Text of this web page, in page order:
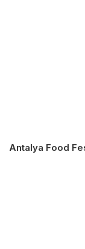
Antalya Food